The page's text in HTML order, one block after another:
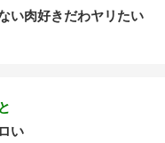
い肉好きだわヤリたい
い